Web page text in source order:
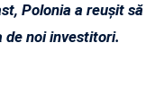
Polonia a reușit să
noi investitori.